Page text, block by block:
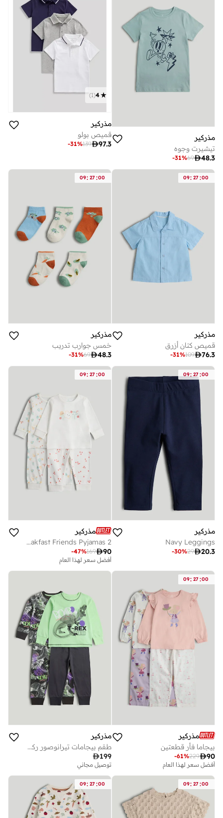
مذركير
تيشيرت وجوه
48.3
69
-31%
4
(
1
)
مذركير
قميص بولو
97.3
139
-31%
09: 27 :00
مذركير
قميص كتان أزرق
76.3
109
-31%
09: 27 :00
مذركير
خمس جوارب تدريب
48.3
69
-31%
09: 27 :00
مذركير
Navy Leggings
20.3
29
-30%
09: 27 :00
مذركير
2 Pack Breakfast Friends Pyjamas
90
169
-47%
أفضل سعر لهذا العام
09: 27 :00
مذركير
بيجاما فأر قطعتين
90
229
-61%
أفضل سعر لهذا العام
مذركير
طقم بيجامات تيرانوصور ركس قطعتين
199
توصيل مجاني
09: 27 :00
09: 27 :00